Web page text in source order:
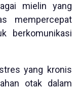
mielin yang
mempercepat
berkomunikasi
yang kronis
otak dalam